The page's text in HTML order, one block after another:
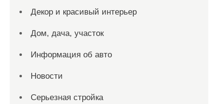
Декор и красивый интерьер
Дом, дача, участок
Информация об авто
Новости
Серьезная стройка